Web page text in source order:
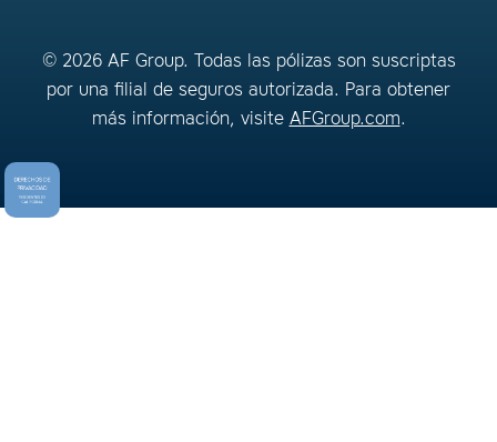
© 2026 AF Group. Todas las pólizas son suscriptas
por una filial de seguros autorizada. Para obtener
más información, visite AFGroup.com.